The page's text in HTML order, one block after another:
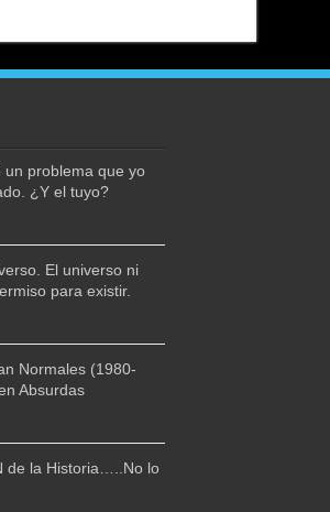
un problema que yo
¿Y el tuyo?
El universo ni
para existir.
Normales (1980-
Absurdas
de la Historia…..No lo